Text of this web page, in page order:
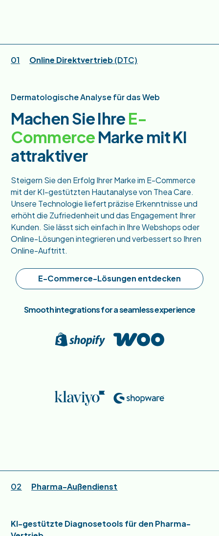
01 Online Direktvertrieb(DTC)
Dermatologische Analyse für das Web
Machen Sie Ihre E-
Commerce Marke mit KI
attraktiver
Steigern Sie den Erfolg Ihrer Marke im E-Commerce
mit der KI-gestützten Hautanalyse von Thea Care.
Unsere Technologie liefert präzise Erkenntnisse und
erhöht die Zufriedenheit und das Engagement Ihrer
Kunden. Sie lässt sich einfach in Ihre Webshops oder
Online-Lösungen integrieren und verbessert so Ihren
Online-Auftritt.
E-Commerce-Lösungen entdecken
Smooth integrations for a seamless experience
02 Pharma-Außendienst
KI-gestützte Diagnosetools für den Pharma-